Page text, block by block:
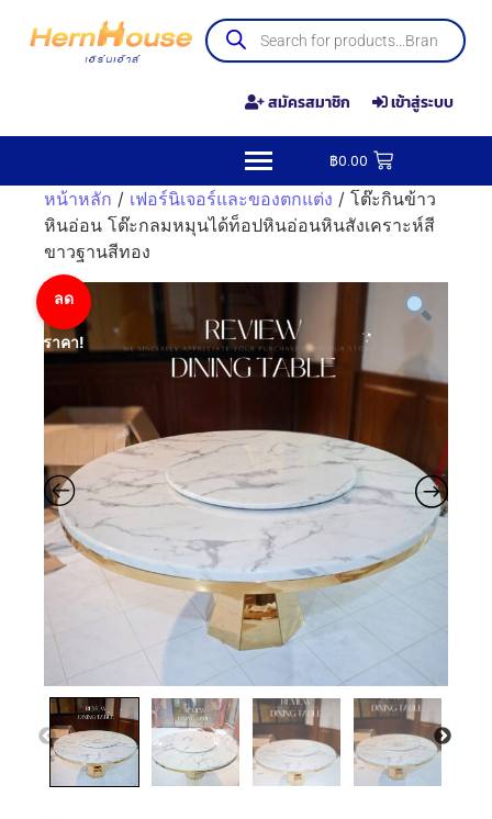
สมัครสมาชิก เข้าสู่ระบบ
฿0.00
หน้าหลัก / เฟอร์นิเจอร์และของตกแต่ง / โต๊ะกินข้าว
หินอ่อน โต๊ะกลมหมุนได้ท็อปหินอ่อนหินสังเคราะห์สี
ขาวฐานสีทอง
ลด
ราคา!